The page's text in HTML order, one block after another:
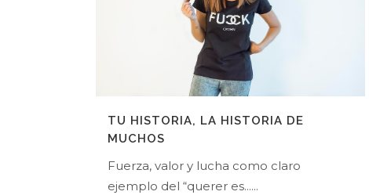
TU HISTORIA, LA HISTORIA DE
MUCHOS
Fuerza, valor y lucha como claro
ejemplo del “querer es......